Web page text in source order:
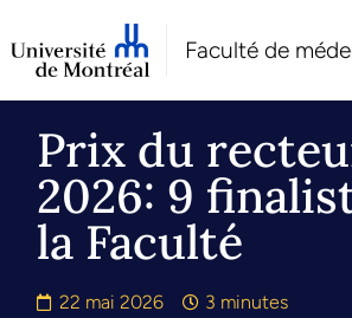
Faculté de
Prix du
2026: 9
la Faculté
22 mai 2026 3 minutes